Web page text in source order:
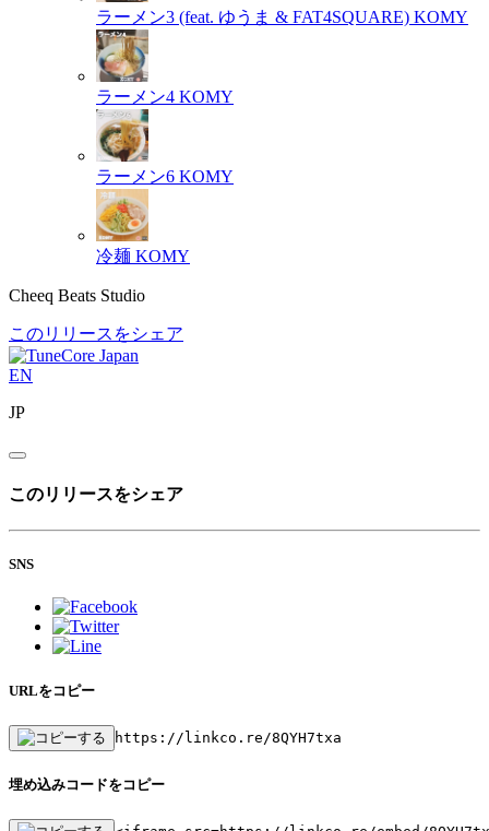
ラーメン3 (feat. ゆうま & FAT4SQUARE) KOMY
ラーメン4 KOMY
ラーメン6 KOMY
冷麺 KOMY
Cheeq Beats Studio
このリリースをシェア
EN
JP
このリリースをシェア
SNS
URLをコピー
https://linkco.re/8QYH7txa
埋め込みコードをコピー